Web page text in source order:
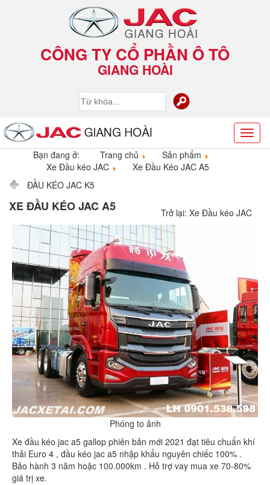
CÔNG TY CỔ PHẦN Ô TÔ
GIANG HOÀI
Bạn đang ở: Trang chủ
Sản phẩm
Xe Đầu kéo JAC
Xe Đầu Kéo JAC A5
ĐẦU KÉO JAC K5
Trở lại: Xe Đầu kéo JAC
XE ĐẦU KÉO JAC A5
Phóng to ảnh
Xe đầu kéo jac a5 gallop phiên bản mới 2021 đạt tiêu chuẩn khí
thải Euro 4 , đầu kéo jac a5 nhập khẩu nguyên chiếc 100% .
Bảo hành 3 năm hoặc 100.000km . Hỗ trợ vay mua xe 70-80%
giá trị xe.